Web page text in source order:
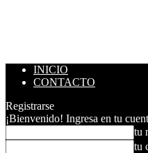
INICIO
CONTACTO
Registrarse
¡Bienvenido! Ingresa en tu
tu
tu